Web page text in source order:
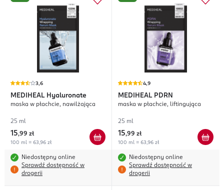
3,6
MEDIHEAL Hyaluronate
maska w płachcie, nawilżająca
25 ml
15,99 zł
100 ml = 63,96 zł
Niedostępny online
Sprawdź dostępność w
drogerii
4,9
MEDIHEAL PDRN
maska w płachcie, liftingująca
25 ml
15,99 zł
100 ml = 63,96 zł
Niedostępny online
Sprawdź dostępność w
drogerii